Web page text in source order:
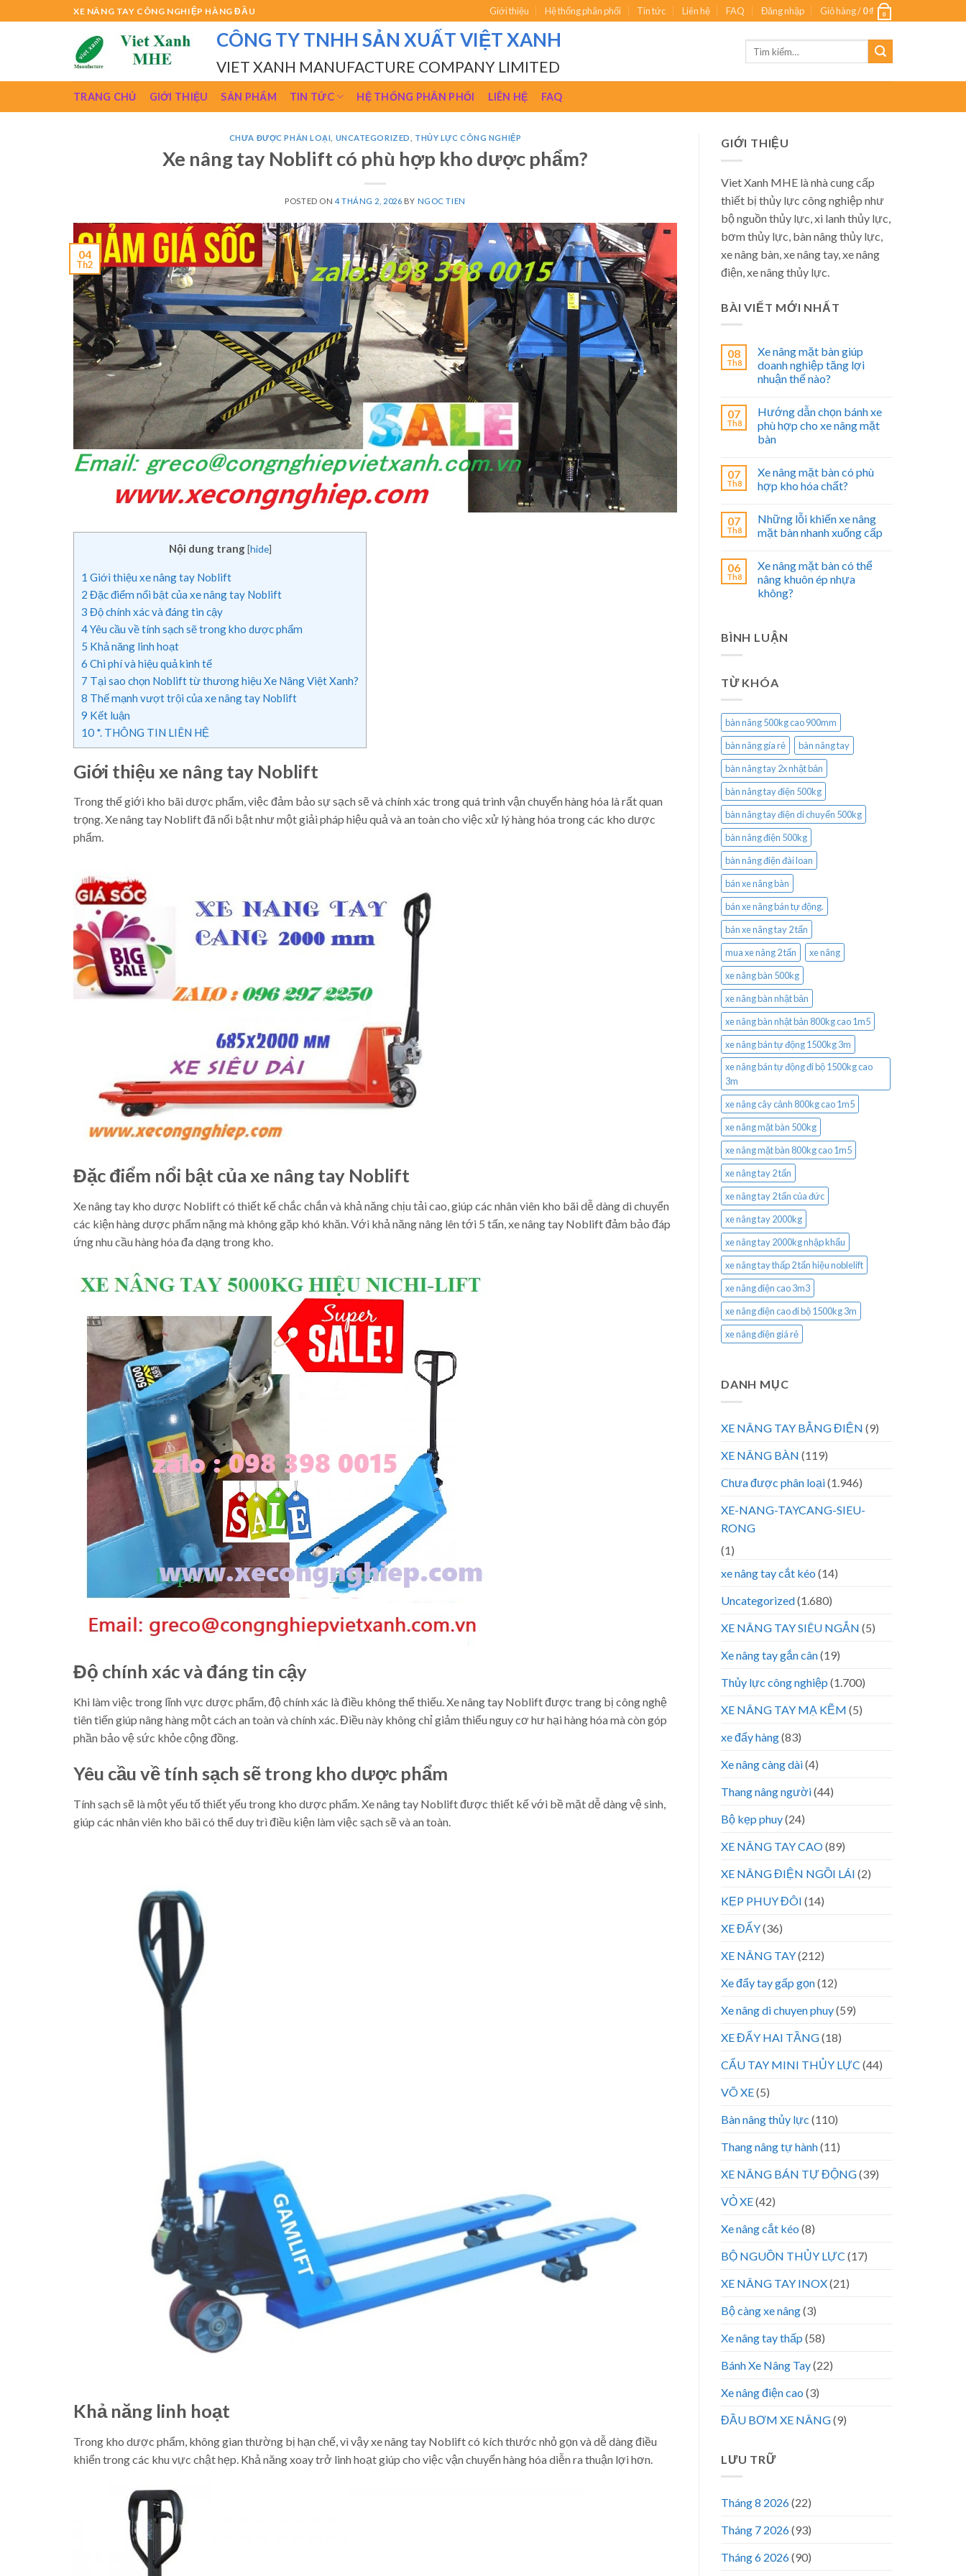
to
XE NÂNG TAY CÔNG NGHIỆP HÀNG ĐẦU Giới thiệu Hệ thống phân phối Tin tức Liên hệ FAQ Đăng nhập Giỏ hàng /0₫ 0
CÔNG TY TNHH SẢN XUẤT VIỆT XANH
VIET XANH MANUFACTURE COMPANY LIMITED
TRANG CHỦ GIỚI THIỆU SẢN PHẨM TIN TỨC HỆ THỐNG PHÂN PHỐI LIÊN HỆ FAQ
CHƯA ĐƯỢC PHÂN LOẠI UNCATEGORIZED THỦY LỰC CÔNG NGHIỆP
Xe nâng tay Noblift có phù hợp kho dược phẩm?
POSTED ON 4 THÁNG 2, 2026 BY NGOC TIEN
04
Th2
Nội dung trang [hide]
1 Giới thiệu xe nâng tay Noblift
2 Đặc điểm nổi bật của xe nâng tay Noblift
3 Độ chính xác và đáng tin cậy
4Yêu cầu về tính sạch sẽ trong kho dược phẩm
5 Khả năng linh hoạt
6 Chi phí và hiệu quả kinh tế
7 Tại sao chọn Noblift từ thương hiệu Xe Nâng Việt Xanh?
8 Thế mạnh vượt trội của xe nâng tay Noblift
9 Kết luận
10 *. THÔNG TIN LIÊN HỆ
Giới thiệu xe nâng tay Noblift
Trong thế giới kho bãi dược phẩm, việc đảm bảo sự sạch sẽ và chính xác trong quá trình vận chuyển hàng hóa là rất quan
trọng. Xe nâng tay Noblift đã nổi bật như một giải pháp hiệu quả và an toàn cho việc xử lý hàng hóa trong các kho dược
phẩm.
Đặc điểm nổi bật của xe nâng tay Noblift
Xe nâng tay kho dược Noblift có thiết kế chắc chắn và khả năng chịu tải cao, giúp các nhân viên kho bãi dễ dàng di chuyển
các kiện hàng dược phẩm nặng mà không gặp khó khăn. Với khả năng nâng lên tới 5 tấn, xe nâng tay Noblift đảm bảo đáp
ứng nhu cầu hàng hóa đa dạng trong kho.
Độ chính xác và đáng tin cậy
Khi làm việc trong lĩnh vực dược phẩm, độ chính xác là điều không thể thiếu. Xe nâng tay Noblift được trang bị công nghệ
tiên tiến giúp nâng hàng một cách an toàn và chính xác. Điều này không chỉ giảm thiểu nguy cơ hư hại hàng hóa mà còn góp
phần bảo vệ sức khỏe cộng đồng.
Yêu cầu về tính sạch sẽ trong kho dược phẩm
Tính sạch sẽ là một yếu tố thiết yếu trong kho dược phẩm. Xe nâng tay Noblift được thiết kế với bề mặt dễ dàng vệ sinh,
giúp các nhân viên kho bãi có thể duy trì điều kiện làm việc sạch sẽ và an toàn.
Khả năng linh hoạt
Trong kho dược phẩm, không gian thường bị hạn chế, vì vậy xe nâng tay Noblift có kích thước nhỏ gọn và dễ dàng điều
khiển trong các khu vực chật hẹp. Khả năng xoay trở linh hoạt giúp cho việc vận chuyển hàng hóa diễn ra thuận lợi hơn.
GIỚI THIỆU
Viet Xanh MHE là nhà cung cấp
thiết bị thủy lực công nghiệp như
bộ nguồn thủy lực, xi lanh thủy lực,
bơm thủy lực, bàn nâng thủy lực,
xe nâng bàn, xe nâng tay, xe nâng
điện, xe nâng thủy lực.
BÀI VIẾT MỚI NHẤT
08
Th8
Xe nâng mặt bàn giúp
doanh nghiệp tăng lợi
nhuận thế nào?
07
Th8
Hướng dẫn chọn bánh xe
phù hợp cho xe nâng mặt
bàn
07
Th8
Xe nâng mặt bàn có phù
hợp kho hóa chất?
07
Th8
Những lỗi khiến xe nâng
mặt bàn nhanh xuống cấp
06
Th8
Xe nâng mặt bàn có thể
nâng khuôn ép nhựa
không?
BÌNH LUẬN
TỪ KHÓA
bàn nâng 500kg cao 900mm
bàn nâng gía rẻ
bàn nâng tay
bàn nâng tay 2x nhật bản
bàn nâng tay điện 500kg
bàn nâng tay điện di chuyển 500kg
bàn nâng điện 500kg
bàn nâng điện đài loan
bán xe nâng bàn
bán xe nâng bán tự động.
bán xe nâng tay 2 tấn
mua xe nâng 2 tấn
xe nâng
xe nâng bàn 500kg
xe nâng bàn nhật bản
xe nâng bàn nhật bản 800kg cao 1m5
xe nâng bán tự động 1500kg 3m
xe nâng bán tự động đi bộ 1500kg cao
3m
xe nâng cây cảnh 800kg cao 1m5
xe nâng mặt bàn 500kg
xe nâng mặt bàn 800kg cao 1m5
xe nâng tay 2 tấn
xe nâng tay 2 tấn của đức
xe nâng tay 2000kg
xe nâng tay 2000kg nhập khẩu
xe nâng tay thấp 2 tấn hiệu noblelift
xe nâng điện cao 3m3
xe nâng điện cao đi bộ 1500kg 3m
xe nâng điện giá rẻ
DANH MỤC
XE NÂNG TAY BẰNG ĐIỆN (9)
XE NÂNG BÀN (119)
Chưa được phân loại(1.946)
XE-NANG-TAYCANG-SIEU-
RONG
(1)
xe nâng tay cắt kéo (14)
Uncategorized(1.680)
XE NÂNG TAY SIÊU NGẮN (5)
Xe nâng tay gắn cân(19)
Thủy lực công nghiệp (1.700)
XE NÂNG TAY MẠ KẼM (5)
xe đẩy hàng(83)
Xe nâng càng dài(4)
Thang nâng người(44)
Bộ kẹp phuy(24)
XE NÂNG TAY CAO(89)
XE NÂNG ĐIỆN NGỒI LÁI (2)
KẸP PHUY ĐÔI (14)
XE ĐẨY(36)
XE NÂNG TAY(212)
Xe đẩy tay gấp gọn(12)
Xe nâng di chuyen phuy(59)
XE ĐẨY HAI TẦNG(18)
CẨU TAY MINI THỦY LỰC (44)
VÕ XE(5)
Bàn nâng thủy lực (110)
Thang nâng tự hành(11)
XE NÂNG BÁN TỰ ĐỘNG(39)
VỎ XE(42)
Xe nâng cắt kéo (8)
BỘ NGUỒN THỦY LỰC (17)
XE NÂNG TAY INOX(21)
Bộ càng xe nâng(3)
Xe nâng tay thấp (58)
Bánh Xe Nâng Tay(22)
Xe nâng điện cao (3)
ĐẦU BƠM XE NÂNG(9)
LƯU TRỮ
Tháng 8 2026(22)
Tháng 7 2026(93)
Tháng 6 2026(90)